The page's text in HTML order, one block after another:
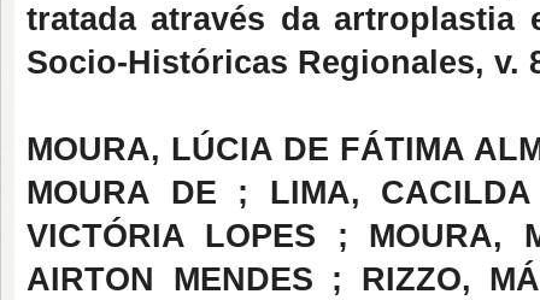
tratada através da artroplastia
Socio-Históricas Regionales, v.
MOURA, LÚCIA DE FÁTIMA
MOURA DE ; LIMA,
VICTÓRIA LOPES ; MOURA,
AIRTON MENDES ; RIZZO,